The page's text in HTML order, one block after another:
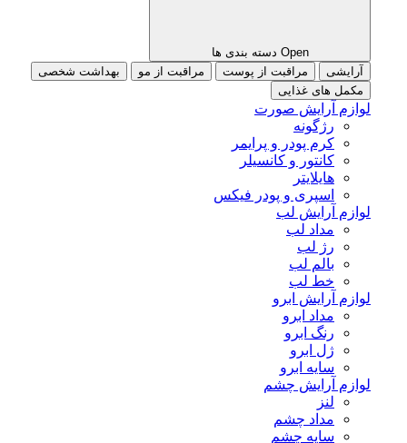
Open دسته بندی ها
آرایشی
مراقبت از پوست مراقبت از مو
بهداشت شخصی
مکمل های غذایی
لوازم آرایش صورت
رژگونه
کرم پودر و پرایمر
کانتور و کانسیلر
هایلایتر
اسپری و پودر فیکس
لوازم آرایش لب
مداد لب
رژ لب
بالم لب
خط لب
لوازم آرایش ابرو
مداد ابرو
رنگ ابرو
ژل ابرو
سایه ابرو
لوازم آرایش چشم
لنز
مداد چشم
سایه چشم